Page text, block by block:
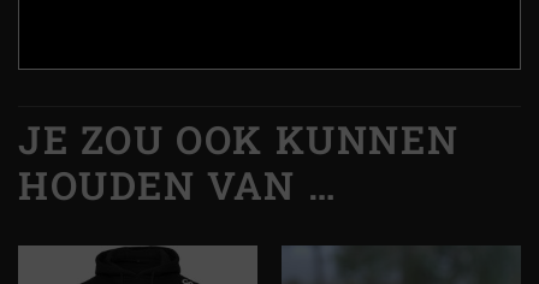
JE ZOU OOK KUNNEN
HOUDEN VAN …